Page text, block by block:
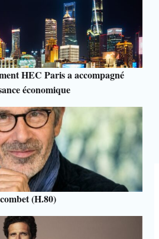
HEC Paris a accompagné
économique
(H.80)